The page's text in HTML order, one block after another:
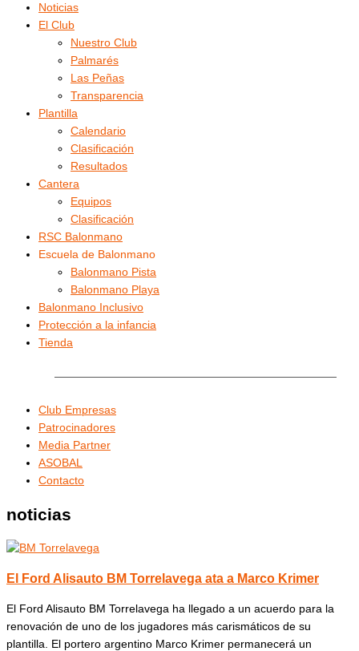
Noticias
El Club
Nuestro Club
Palmarés
Las Peñas
Transparencia
Plantilla
Calendario
Clasificación
Resultados
Cantera
Equipos
Clasificación
RSC Balonmano
Escuela de Balonmano
Balonmano Pista
Balonmano Playa
Balonmano Inclusivo
Protección a la infancia
Tienda
Club Empresas
Patrocinadores
Media Partner
ASOBAL
Contacto
noticias
El Ford Alisauto BM Torrelavega ata a Marco Krimer
El Ford Alisauto BM Torrelavega ha llegado a un acuerdo para la
renovación de uno de los jugadores más carismáticos de su
plantilla. El portero argentino Marco Krimer permanecerá un